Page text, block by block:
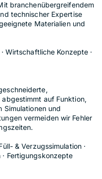
branchenübergreifendem
technischer Expertise
Materialien und
Wirtschaftliche Konzepte ·
auf Funktion,
Simulationen und
vermeiden wir Fehler
& Verzugssimulation ·
· Fertigungskonzepte